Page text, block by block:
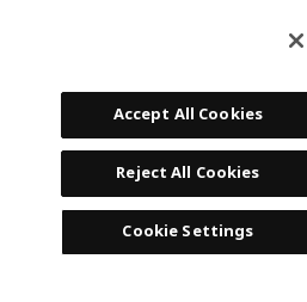
การ์ด
รายชื่อการ์ด
เด็คที่แนะนำ
Accept All Cookies
Reject All Cookies
Cookie Settings